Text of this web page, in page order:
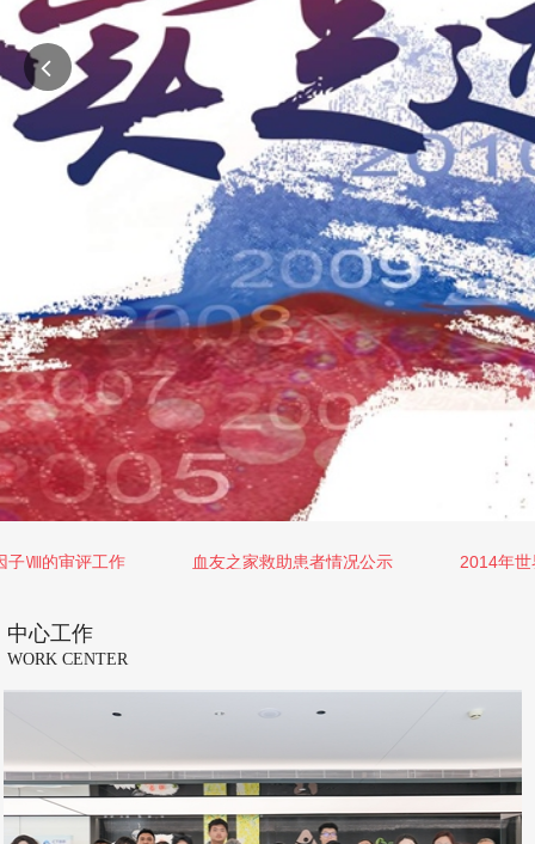
审评工作 血友之家救助患者情况公示 2014年世界血
中心工作
WORK CENTER